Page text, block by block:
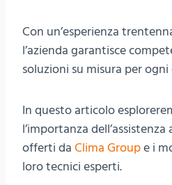
Con un’esperienza
l’azienda garantisce
soluzioni su misura per ogni
In questo articolo
l’importanza
offerti da Clima Groupe i
loro tecnici esperti.